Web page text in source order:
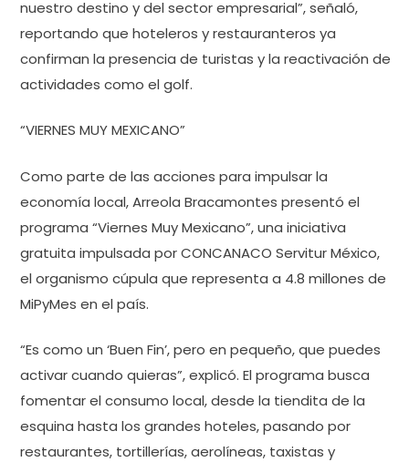
nuestro destino y del sector empresarial”, señaló,
reportando que hoteleros y restauranteros ya
confirman la presencia de turistas y la reactivación de
actividades como el golf.
“VIERNES MUY MEXICANO”
Como parte de las acciones para impulsar la
economía local, Arreola Bracamontes presentó el
programa “Viernes Muy Mexicano”, una iniciativa
gratuita impulsada por CONCANACO Servitur México,
el organismo cúpula que representa a 4.8 millones de
MiPyMes en el país.
“Es como un ‘Buen Fin’, pero en pequeño, que puedes
activar cuando quieras”, explicó. El programa busca
fomentar el consumo local, desde la tiendita de la
esquina hasta los grandes hoteles, pasando por
restaurantes, tortillerías, aerolíneas, taxistas y